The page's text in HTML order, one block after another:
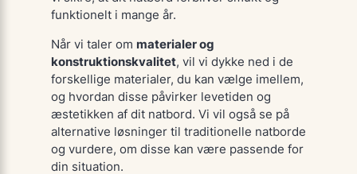
funktionelt i mange år.
Når vi taler om materialer og
konstruktionskvalitet, vil vi dykke ned i de
forskellige materialer, du kan vælge imellem,
og hvordan disse påvirker levetiden og
æstetikken af dit natbord. Vi vil også se på
alternative løsningertil traditionelle natborde
og vurdere, om disse kan være passende for
din situation.